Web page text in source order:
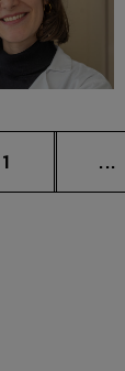
Página
1 ...